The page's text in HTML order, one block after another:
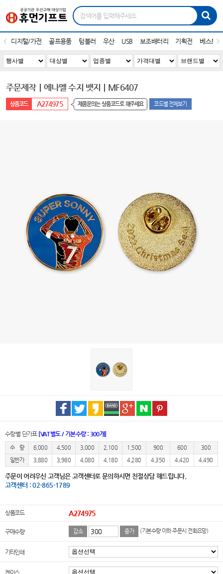
디지털/가전 골프용품 텀블러 우산 USB 보조배터리 기획전 베스트
주문제작｜에나멜 수지 뱃지｜MF6407
A274975 제품문의는 상품코드로 해주세요 코드별 전체보기
수량별 단가표 [VAT별도 / 기본수량 : 300개]
수 량 6,000 4,500 3,000 2,100 1,500 900 600
300
일반가
3,880 3,980 4,080 4,180 4,280 4,350 4,420 4,490
주문이 어려우신 고객님은 고객센터로 문의하시면 친절상담 해드립니다.
고객센터 : 02-865-1789
상품코드 A274975
구매수량 감소 증가 (기본수량 이하 주문시 전화요망)
기타인쇄